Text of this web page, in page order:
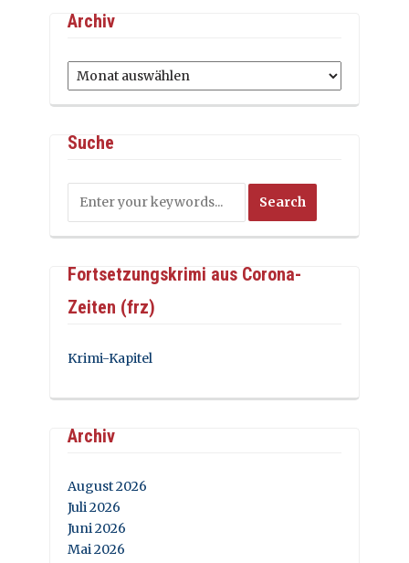
Archiv
Archiv
Suche
Fortsetzungskrimi aus Corona-
Zeiten (frz)
Krimi-Kapitel
Archiv
August 2026
Juli 2026
Juni 2026
Mai 2026